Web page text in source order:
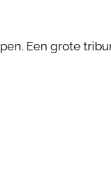
Een grote